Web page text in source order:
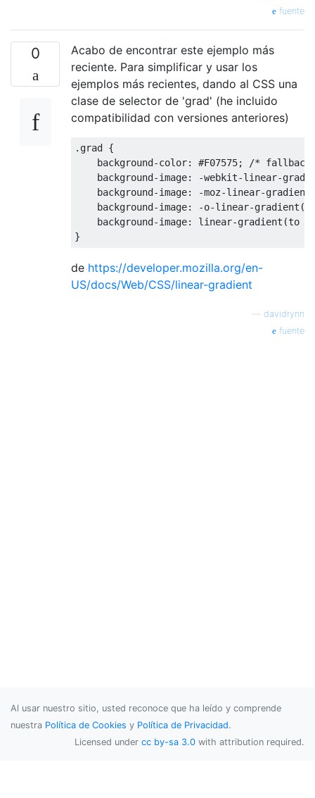
fuente
0
Acabo de encontrar este ejemplo más
reciente. Para simplificar y usar los
ejemplos más recientes, dando al CSS una
clase de selector de 'grad' (he incluido
compatibilidad con versiones anteriores)
. grad {
    background
-color:
#F07575; /*
    background
-image: -webkit-linear-
    background
-image: -moz-linear-gradient
    background
-image: -o-linear-gradient (
    background
-image: linear-gradient (to
}
de https://developer.mozilla.org/en-
US/docs/Web/CSS/linear-gradient
davidrynn
fuente
Al usar nuestro sitio, usted reconoce que ha leído y comprende
nuestra Política de Cookies y Política de Privacidad.
Licensed under cc by-sa 3.0 with attribution required.